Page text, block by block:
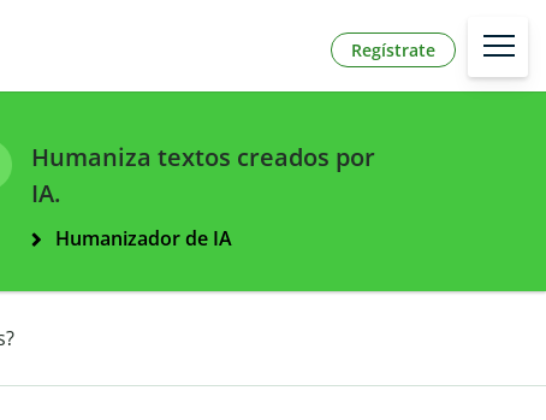
Regístrate
Humaniza textos creados por
IA.
Humanizador de IA